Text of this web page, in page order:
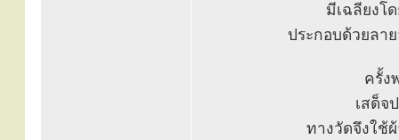
มีเฉลียงโ
ประกอบด้วยลา
ครั้ง
เสด็จ
ทางวัดจึงใช้